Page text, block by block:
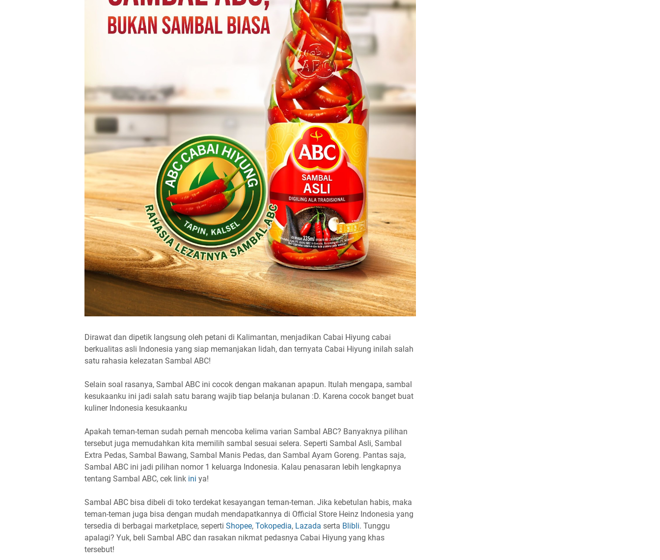
Dirawat dan dipetik langsung oleh petani di Kalimantan, menjadikan Cabai Hiyung cabai
berkualitas asli Indonesia yang siap memanjakan lidah, dan ternyata Cabai Hiyung inilah salah
satu rahasia kelezatan Sambal ABC!
Selain soal rasanya, Sambal ABC ini cocok dengan makanan apapun. Itulah mengapa, sambal
kesukaanku ini jadi salah satu barang wajib tiap belanja bulanan :D. Karena cocok banget buat
kuliner Indonesia kesukaanku
Apakah teman-teman sudah pernah mencoba kelima varian Sambal ABC? Banyaknya pilihan
tersebut juga memudahkan kita memilih sambal sesuai selera. Seperti Sambal Asli, Sambal
Extra Pedas, Sambal Bawang, Sambal Manis Pedas, dan Sambal Ayam Goreng. Pantas saja,
Sambal ABC ini jadi pilihan nomor 1 keluarga Indonesia. Kalau penasaran lebih lengkapnya
tentang Sambal ABC, cek link ini ya!
Sambal ABC bisa dibeli di toko terdekat kesayangan teman-teman. Jika kebetulan habis, maka
teman-teman juga bisa dengan mudah mendapatkannya di Official Store Heinz Indonesia yang
tersedia di berbagai marketplace, seperti Shopee, Tokopedia, Lazada serta Blibli. Tunggu
apalagi? Yuk, beli Sambal ABC dan rasakan nikmat pedasnya Cabai Hiyung yang khas
tersebut!